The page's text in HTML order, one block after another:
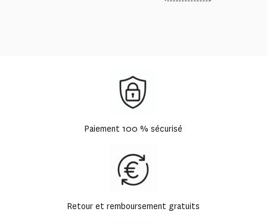
Paiement 100 % sécurisé
Retour et remboursement gratuits